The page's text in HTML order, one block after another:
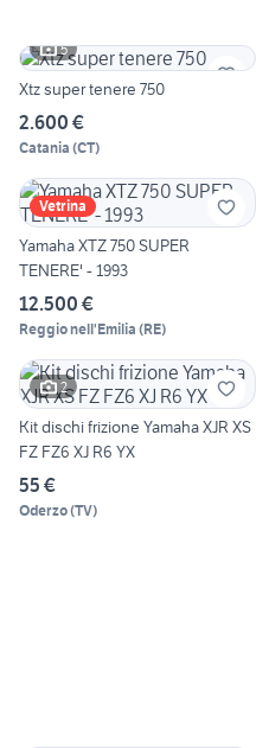
5
Xtz super tenere 750
2.600 €
Catania (CT)
Vetrina
Yamaha XTZ 750 SUPER
TENERE' - 1993
12.500 €
Reggio nell'Emilia (RE)
2
Kit dischi frizione Yamaha XJR XS
FZ FZ6 XJ R6 YX
55 €
Oderzo(TV)